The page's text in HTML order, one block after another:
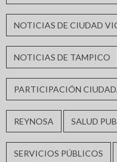
NOTICIAS DE CIUDAD
NOTICIAS DE TAMPICO
PARTICIPACIÓN
REYNOSA SALUD
SERVICIOS PÚBLICOS